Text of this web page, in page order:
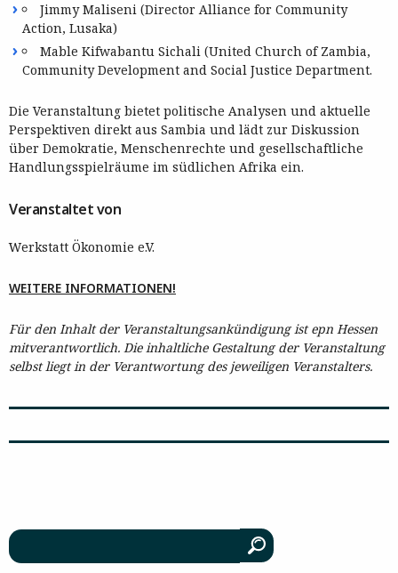
Jimmy Maliseni (Director Alliance for Community
Action, Lusaka)
Mable Kifwabantu Sichali (United Church of Zambia,
Community Development and Social Justice Department.
Die Veranstaltung bietet politische Analysen und aktuelle
Perspektiven direkt aus Sambia und lädt zur Diskussion
über Demokratie, Menschenrechte und gesellschaftliche
Handlungsspielräume im südlichen Afrika ein.
Veranstaltet von
Werkstatt Ökonomie e.V.
WEITERE INFORMATIONEN!
Für den Inhalt der Veranstaltungsankündigung ist epn Hessen
mitverantwortlich. Die inhaltliche Gestaltung der Veranstaltung
selbst liegt in der Verantwortung des jeweiligen Veranstalters.